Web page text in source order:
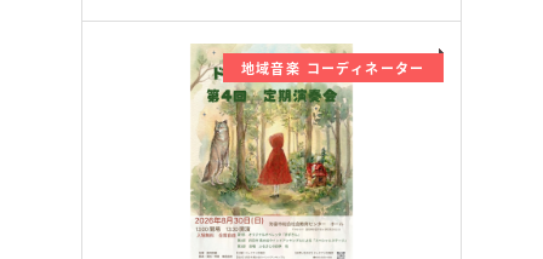
地域音楽 コーディネーター